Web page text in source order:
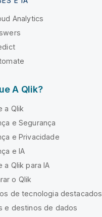
Analytics
A Qlik?
a Qlik
e Segurança
e Privacidade
e IA
a Qlik para IA
o Qlik
de tecnologia destacados
e destinos de dados